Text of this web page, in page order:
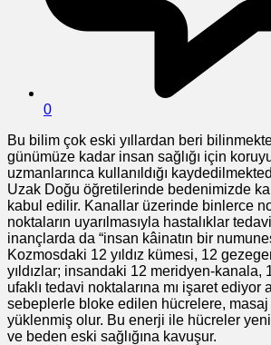
0
Bu bilim çok eski yıllardan beri
günümüze kadar insan sağlığı için
uzmanlarınca kullanıldığı
Uzak Doğu öğretilerinde bedenimizde
kabul edilir. Kanallar üzerinde binlerce
noktaların uyarılmasıyla hastalıklar
inançlarda da “insan kâinatın bir
Kozmosdaki 12 yıldız kümesi, 12
yıldızlar; insandaki 12 meridyen-kanala,
ufaklı tedavi noktalarına mı işaret ediyor
sebeplerle bloke edilen hücrelere,
yüklenmiş olur. Bu enerji ile hücreler
ve beden eski sağlığına kavuşur.